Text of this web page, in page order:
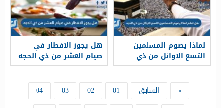
لماذا يصوم المسلمين
التسع الاوائل من ذي
الحجه
هل يجوز الافطار في
صيام العشر من ذي الحجه
« السابق 01
02
03
04